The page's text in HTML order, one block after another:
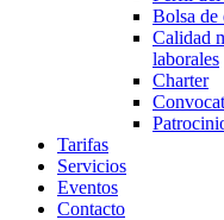
Bolsa de
Calidad
laborales
Charter
Tarifas
Servicios
Eventos
Contacto